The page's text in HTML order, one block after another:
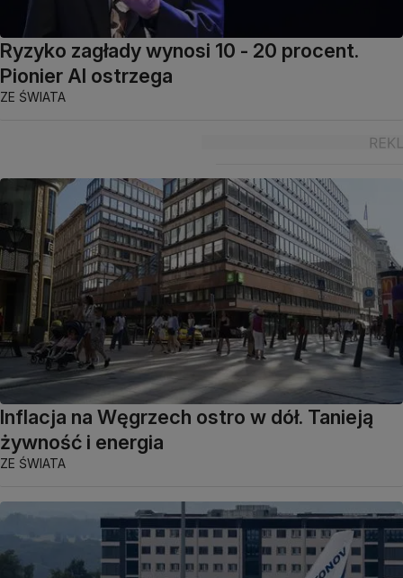
Ryzyko zagłady wynosi 10 - 20 procent.
Pionier AI ostrzega
ZE ŚWIATA
Inflacja na Węgrzech ostro w dół. Tanieją
żywność i energia
ZE ŚWIATA